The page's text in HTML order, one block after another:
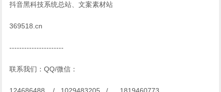
抖音黑科技系统总站、文案素材站
369518.cn
----------------------
联系我们：QQ/微信：